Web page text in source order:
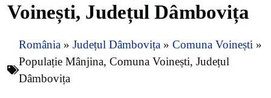
Voinești, Județul Dâmbovița
România » Județul Dâmbovița » Comuna Voinești »
Populație Mânjina, Comuna Voinești, Județul
Dâmbovița